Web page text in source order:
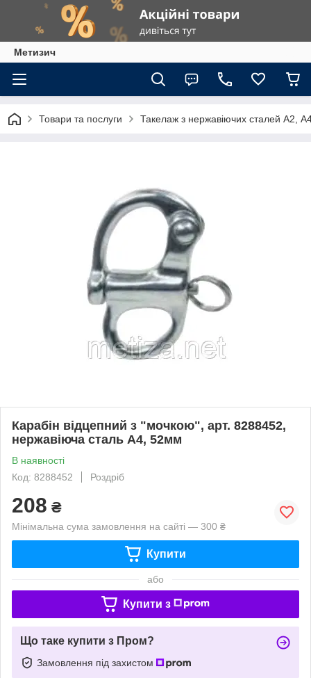
Метизич
Товари та послуги Такелаж з нержавіючих сталей А2,
Карабін відцепний з "мочкою", арт. 8288452,
нержавіюча сталь А4, 52мм
В наявності
Код: 8288452
Роздріб
208 ₴
Мінімальна сума замовлення на сайті — 300 ₴
Купити
або
Купити з
Що таке купити з Пром?
Замовлення під захистом